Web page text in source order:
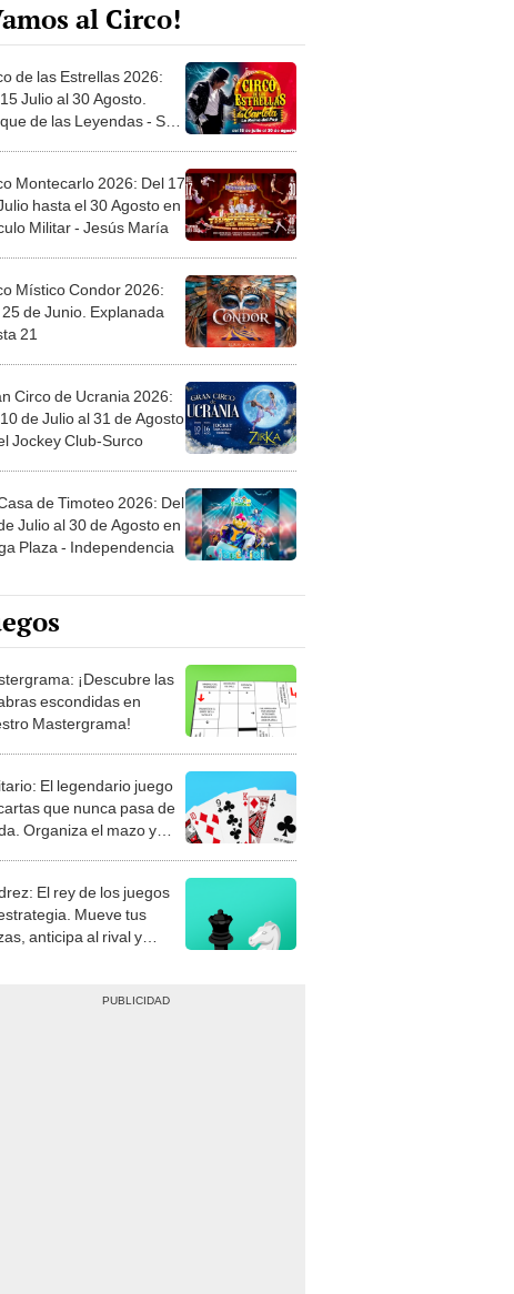
al Circo!
de las Estrellas 2026:
Julio al 30 Agosto.
de las Leyendas - San
Montecarlo 2026: Del 17
hasta el 30 Agosto en
Militar - Jesús María
Místico Condor 2026:
25 de Junio. Explanada
21
Circo de Ucrania 2026:
de Julio al 31 de Agosto
Jockey Club-Surco
de Timoteo 2026: Del
Julio al 30 de Agosto en
Plaza - Independencia
¡Descubre las
escondidas en
Mastergrama!
El legendario juego
que nunca pasa de
Organiza el mazo y
El rey de los juegos
Mueve tus
anticipa al rival y